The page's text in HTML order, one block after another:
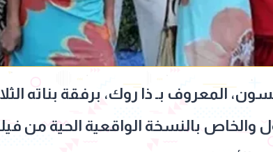
المعروف بـ ذا روك، برفقة بناته
والخاص بالنسخة الواقعية الحية من